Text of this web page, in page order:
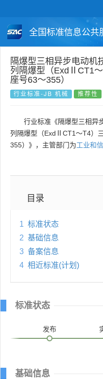
全国标准信息公共
国家标准 行
团体标准
隔爆型三相异步电动机
列隔爆型（ExdⅡCT1
座号63～355）
行业标准-JB 机械 推荐性
行业标准《隔爆型三相异
列隔爆型（ExdⅡCT1～T4）
355）》，主管部门为工业和
目录
1 标准状态
2 基础信息
3 备案信息
4 相近标准(计划)
标准状态
发布
基础信息